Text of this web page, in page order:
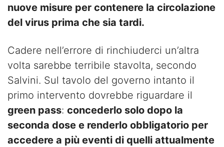
nuove misure per contenere la circolazione
del virus prima che sia tardi.
Cadere nell’errore di rinchiuderci un’altra
volta sarebbe terribile stavolta, secondo
Salvini. Sul tavolo del governo intanto il
primo intervento dovrebbe riguardare il
green pass: concederlo solo dopo la
seconda dose e renderlo obbligatorio per
accedere a più eventi di quelli attualmente